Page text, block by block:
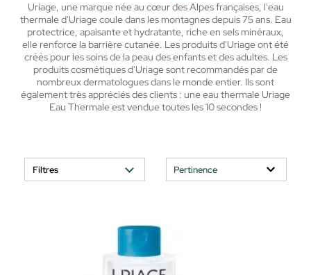
Uriage, une marque née au cœur des Alpes françaises, l'eau
thermale d'Uriage coule dans les montagnes depuis 75 ans. Eau
protectrice, apaisante et hydratante, riche en sels minéraux,
elle renforce la barrière cutanée. Les produits d'Uriage ont été
créés pour les soins de la peau des enfants et des adultes. Les
produits cosmétiques d'Uriage sont recommandés par de
nombreux dermatologues dans le monde entier. Ils sont
également très appréciés des clients : une eau thermale Uriage
Eau Thermale est vendue toutes les 10 secondes !
Filtres